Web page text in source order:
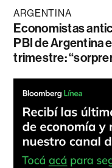
ARGENTINA
Economistas
PBI de Argentina
trimestre: